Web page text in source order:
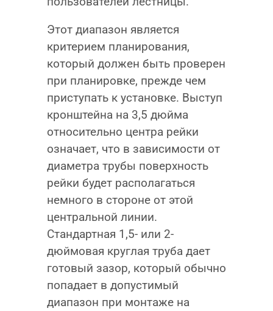
Этот диапазон является
критерием планирования,
который должен быть проверен
при планировке, прежде чем
приступать к установке. Выступ
кронштейна на 3,5 дюйма
относительно центра рейки
означает, что в зависимости от
диаметра трубы поверхность
рейки будет располагаться
немного в стороне от этой
центральной линии.
Стандартная 1,5- или 2-
дюймовая круглая труба дает
готовый зазор, который обычно
попадает в допустимый
диапазон при монтаже на